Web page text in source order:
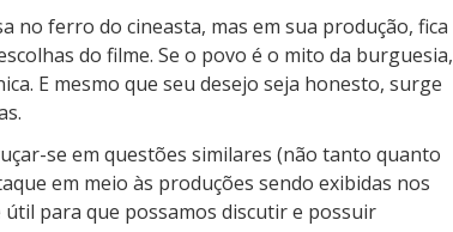
no ferro do cineasta, mas em sua produção, fica
do filme. Se o povo é o mito da burguesia,
E mesmo que seu desejo seja honesto, surge
se em questões similares (não tanto quanto
em meio às produções sendo exibidas nos
para que possamos discutir e possuir